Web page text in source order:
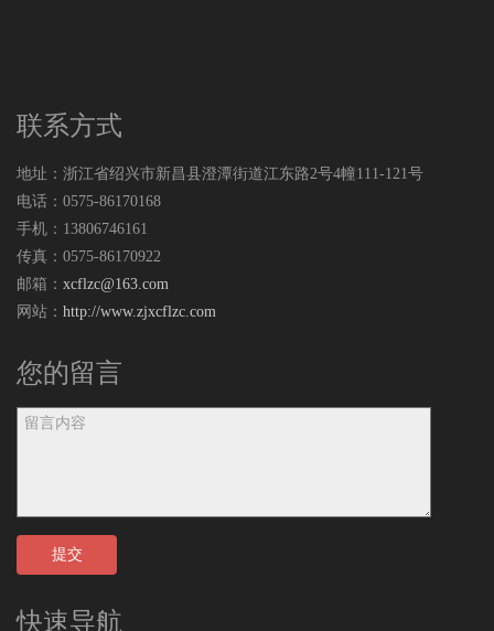
联系方式
地址：浙江省绍兴市新昌县澄潭街道江东路2号4幢111-121号
电话：0575-86170168
手机：13806746161
传真：0575-86170922
邮箱： xcflzc@163.com
网站： http://www.zjxcflzc.com
您的留言
提交
快速导航